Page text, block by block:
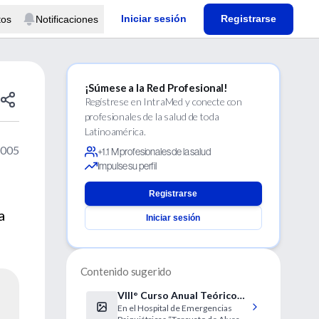
Notificaciones Iniciar sesión Registrarse
¡Súmese a la Red Profesional!
Regístrese en IntraMed y conecte con
profesionales de la salud de toda
Latinoamérica.
+1.1 M profesionales de la salud
Impulse su perfil
Registrarse
Iniciar sesión
Contenido sugerido
VIII° Curso Anual Teórico
Práctico de Psico-
En el Hospital de Emergencias